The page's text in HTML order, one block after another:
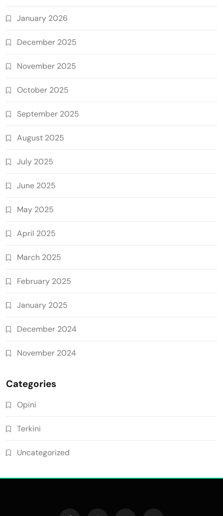
January 2026
December 2025
November 2025
October 2025
September 2025
August 2025
July 2025
June 2025
May 2025
April 2025
March 2025
February 2025
January 2025
December 2024
November 2024
Categories
Opini
Terkini
Uncategorized